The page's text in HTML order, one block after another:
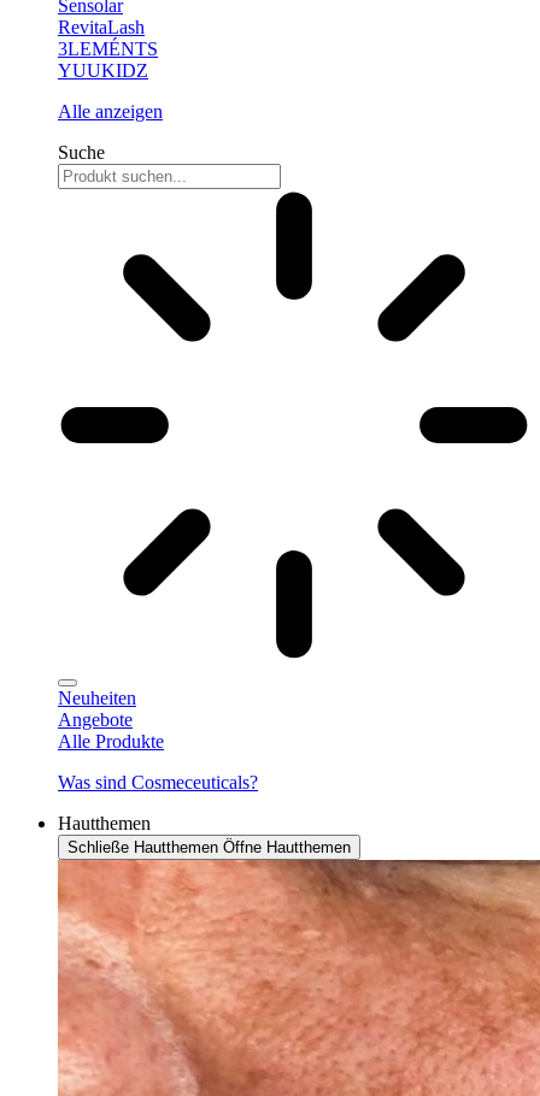
Sensolar
RevitaLash
3LEMÉNTS
YUUKIDZ
Alle anzeigen
Suche
Neuheiten
Angebote
Alle Produkte
Was sind Cosmeceuticals?
Hautthemen
Schließe Hautthemen Öffne Hautthemen